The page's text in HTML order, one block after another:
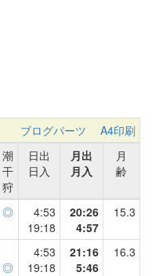
ブログパーツ
A4印刷
潮
干
狩
日出
日入
月出
月入
月
齢
◎
4:53
19:18
20:26
4:57
15.3
◎
4:53
19:18
21:16
5:46
16.3